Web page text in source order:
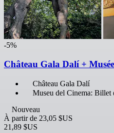
-5%
Château Gala Dalí +
Château Gala Dalí
Museu del Cinema: Billet
Nouveau
À partir de 23,05 $US
21,89 $US